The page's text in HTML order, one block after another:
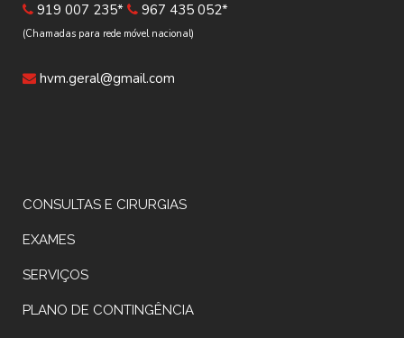
919 007 235* 967 435 052*
(Chamadas para rede móvel nacional)
hvm.geral@gmail.com
CONSULTAS E CIRURGIAS
EXAMES
SERVIÇOS
PLANO DE CONTINGÊNCIA